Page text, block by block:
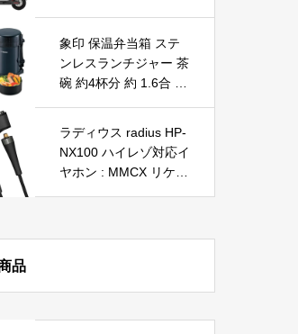
折り畳み簡単 軽量 フ
ットブレーキ 公道走行
不可
象印 保温弁当箱 ステ
ンレスランチジャー 茶
碗 約4杯分 約 1.6合 電
ラディウス radius HP-
NX100 ハイレゾ対応イ
ヤホン : MMCX リケー
品